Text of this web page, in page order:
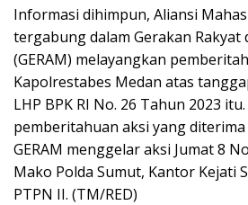
Informasi dihimpun, Aliansi
tergabung dalam Gerakan Rakyat
(GERAM) melayangkan
Kapolrestabes Medan atas
LHP BPK RI No. 26 Tahun 2023
pemberitahuan aksi yang diterima
GERAM menggelar aksi Jumat 8
Mako Polda Sumut, Kantor Kejati
PTPN II. (TM/RED)